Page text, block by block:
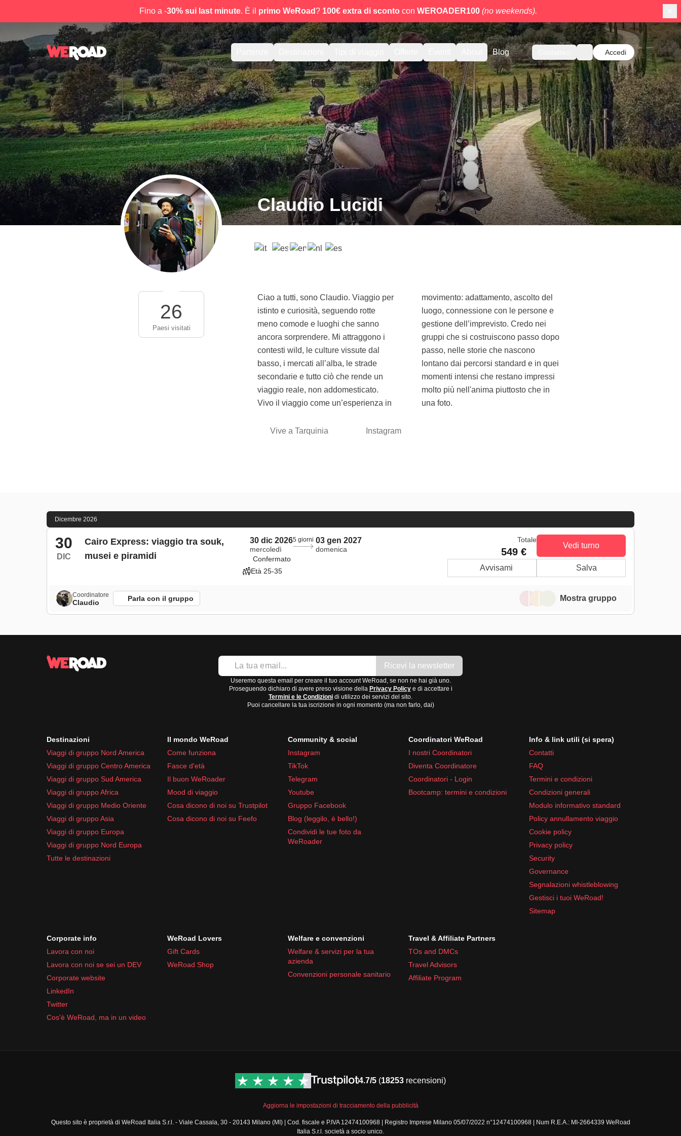
Fino a -30% sui last minute. È il primo WeRoad? 100€ extra di scontocon WEROADER100 (no weekends).
Blog Accedi
Claudio Lucidi
26
Paesi visitati
Ciao a tutti, sono Claudio. Viaggio per
istinto e curiosità, seguendo rotte
meno comode e luoghi che sanno
ancora sorprendere. Mi attraggono i
contesti wild, le culture vissute dal
basso, i mercati all’alba, le strade
secondarie e tutto ciò che rende un
viaggio reale, non addomesticato.
Vivo il viaggio come un’esperienza in
movimento: adattamento, ascolto del
luogo, connessione con le persone e
gestione dell’imprevisto. Credo nei
gruppi che si costruiscono passo dopo
passo, nelle storie che nascono
lontano dai percorsi standard e in quei
momenti intensi che restano impressi
molto più nell'anima piuttosto che in
una foto.
Vive a Tarquinia Instagram
Dicembre 2026
30
DIC
Cairo Express: viaggio tra souk,
musei e piramidi
30 dic 2026
mercoledì
5 giorni 03 gen 2027
domenica
Confermato
Età 25-35
Totale
549 €
Vedi turno
Avvisami Salva
Coordinatore
Claudio Parla con il gruppo Mostra gruppo
Ricevi la newsletter
Useremo questa email per creare il tuo account WeRoad, se non ne hai già uno.
Proseguendo dichiaro di avere preso visione della Privacy Policye di accettare i
Termini e le Condizioni di utilizzo dei servizi del sito.
Puoi cancellare la tua iscrizione in ogni momento (ma non farlo, dai)
Destinazioni
Viaggi di gruppo Nord America
Viaggi di gruppo Centro America
Viaggi di gruppo Sud America
Viaggi di gruppo Africa
Viaggi di gruppo Medio Oriente
Viaggi di gruppo Asia
Viaggi di gruppo Europa
Viaggi di gruppo Nord Europa
Tutte le destinazioni
Il mondo WeRoad
Come funziona
Fasce d'età
Il buon WeRoader
Mood di viaggio
Cosa dicono di noi su Trustpilot
Cosa dicono di noi su Feefo
Community & social
Instagram
TikTok
Telegram
Youtube
Gruppo Facebook
Blog (leggilo, è bello!)
Condividi le tue foto da
WeRoader
Coordinatori WeRoad
I nostri Coordinatori
Diventa Coordinatore
Coordinatori - Login
Bootcamp: termini e condizioni
Info & link utili (si spera)
Contatti
FAQ
Termini e condizioni
Condizioni generali
Modulo informativo standard
Policy annullamento viaggio
Cookie policy
Privacy policy
Security
Governance
Segnalazioni whistleblowing
Gestisci i tuoi WeRoad!
Sitemap
Corporate info
Lavora con noi
Lavora con noi se sei un DEV
Corporate website
LinkedIn
Twitter
Cos'è WeRoad, ma in un video
WeRoad Lovers
Gift Cards
WeRoad Shop
Welfare e convenzioni
Welfare & servizi per la tua
azienda
Convenzioni personale sanitario
Travel & Affiliate Partners
TOs and DMCs
Travel Advisors
Affiliate Program
4.7/5 (18253 recensioni)
Aggiorna le impostazioni di tracciamento della pubblicità
Questo sito è proprietà di WeRoad Italia S.r.l. - Viale Cassala, 30 - 20143 Milano (MI) | Cod. fiscale e P.IVA 12474100968 | Registro Imprese Milano 05/07/2022 n°12474100968 | Num R.E.A.: MI-2664339 WeRoad
Italia S.r.l. società a socio unico.